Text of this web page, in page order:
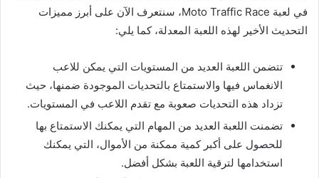
في لعبة Moto Traffic Race، سنتعرف الآن على أبرز مميزات
التحديث الأخير لهذه اللعبة المعدلة، كما يلي:
تتضمن اللعبة العديد من المستويات التي يمكن للاعب
الانغماس فيها والاستمتاع بالتحديات الموجودة ضمنها، حيث
تزداد هذه التحديات صعوبة مع تقدم اللاعب في المستويات.
تضمنت اللعبة العديد من المهام التي يمكنك الاستمتاع بها
للحصول على أكبر كمية ممكنة من الأموال، التي يمكنك
استخدامها لترقية اللعبة بشكل أفضل.